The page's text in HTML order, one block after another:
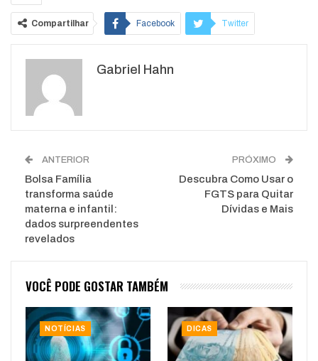
Compartilhar Facebook Twitter
WhatsApp
Gabriel Hahn
ANTERIOR
Bolsa Família
transforma saúde
materna e infantil:
dados surpreendentes
revelados
PRÓXIMO
Descubra Como Usar o
FGTS para Quitar
Dívidas e Mais
VOCÊ PODE GOSTAR TAMBÉM
NOTÍCIAS DICAS